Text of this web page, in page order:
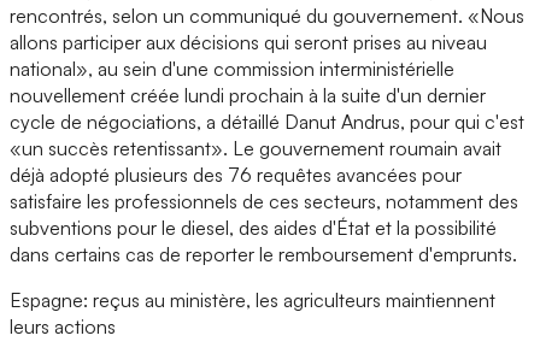
rencontrés, selon un communiqué du gouvernement. «Nous
allons participer aux décisions qui seront prises au niveau
national», au sein d'une commission interministérielle
nouvellement créée lundi prochain à la suite d'un dernier
cycle de négociations, a détaillé Danut Andrus, pour qui c'est
«un succès retentissant». Le gouvernement roumain avait
déjà adopté plusieurs des 76 requêtes avancées pour
satisfaire les professionnels de ces secteurs, notamment des
subventions pour le diesel, des aides d'État et la possibilité
dans certains cas de reporter le remboursement d'emprunts.
Espagne: reçus au ministère, les agriculteurs maintiennent
leurs actions